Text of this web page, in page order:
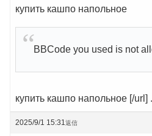
купить кашпо напольное
BBCode you used is not
купить кашпо напольное [/url] .
2025/9/1 15:31 返信